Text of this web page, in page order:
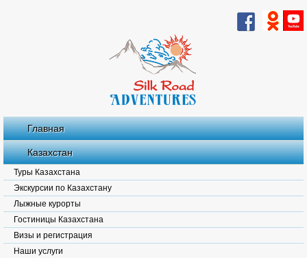
Главная
Казахстан
Туры Казахстана
Экскурсии по Казахстану
Лыжные курорты
Гостиницы Казахстана
Визы и регистрация
Наши услуги